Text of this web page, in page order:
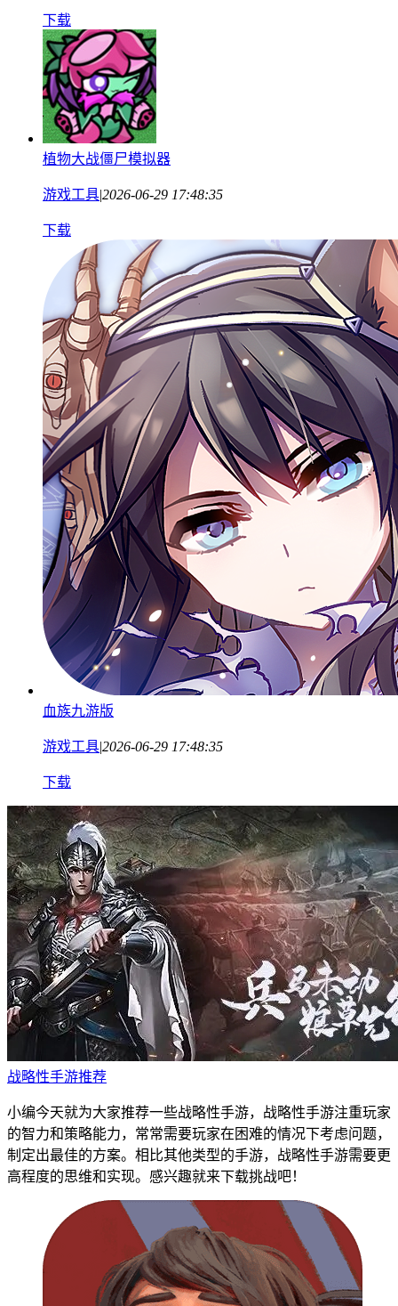
下载
植物大战僵尸模拟器
游戏工具|2026-06-29 17:48:35
下载
血族九游版
游戏工具|2026-06-29 17:48:35
下载
战略性手游推荐
小编今天就为大家推荐一些战略性手游，战略性手游注重玩家
的智力和策略能力，常常需要玩家在困难的情况下考虑问题，
制定出最佳的方案。相比其他类型的手游，战略性手游需要更
高程度的思维和实现。感兴趣就来下载挑战吧！